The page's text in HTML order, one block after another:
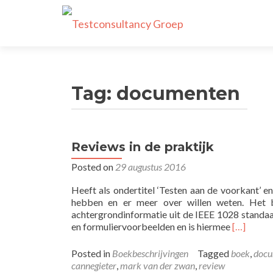
Tag: documenten
Reviews in de praktijk
Posted on 29 augustus 2016
Heeft als ondertitel ‘Testen aan de voorkant’
hebben en er meer over willen weten. Het
achtergrondinformatie uit de IEEE 1028
en formuliervoorbeelden en is hiermeeRead
about
Reviews
[…]
Posted in Boekbeschrijvingen Tagged boek,
cannegieter,mark van der zwan,review